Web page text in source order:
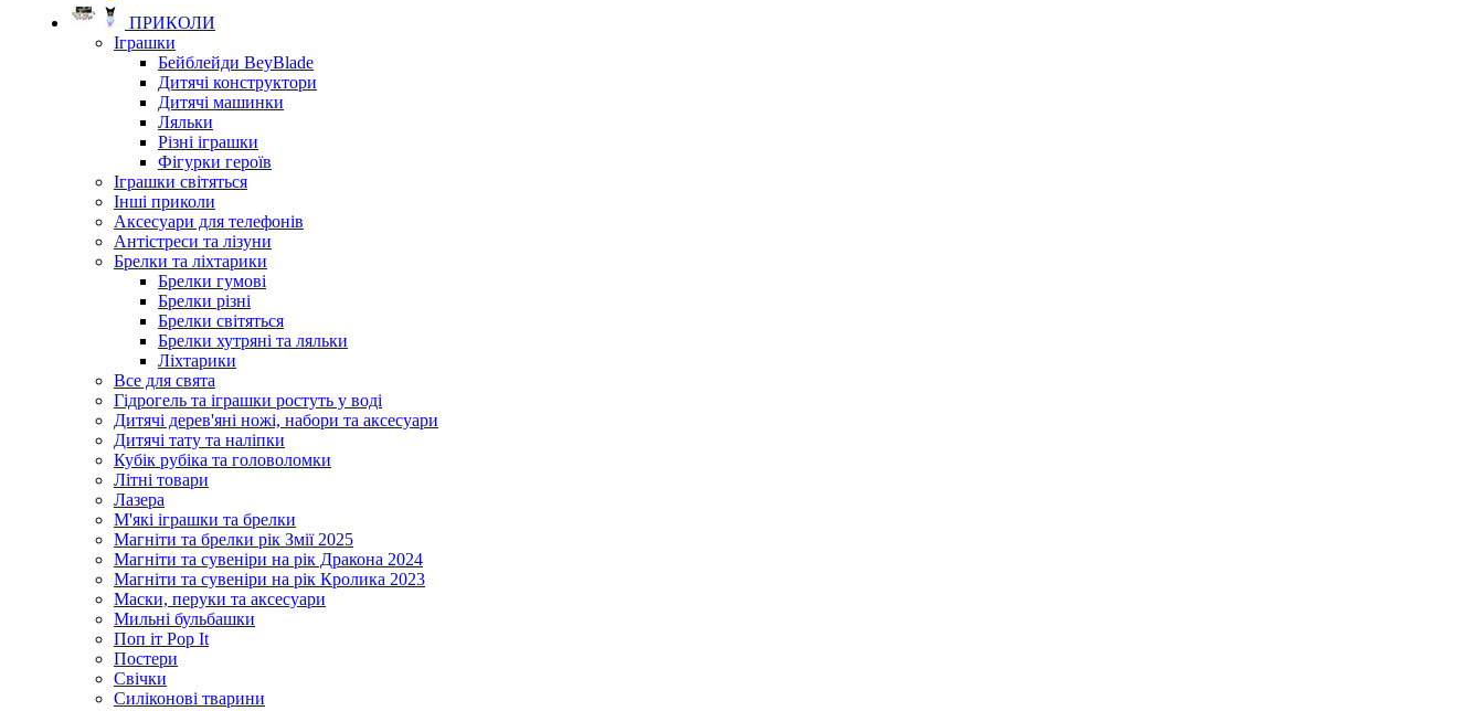
ПРИКОЛИ
Іграшки
Бейблейди BeyBlade
Дитячі конструктори
Дитячі машинки
Ляльки
Різні іграшки
Фігурки героїв
Іграшки світяться
Інші приколи
Аксесуари для телефонів
Антістреси та лізуни
Брелки та ліхтарики
Брелки гумові
Брелки різні
Брелки світяться
Брелки хутряні та ляльки
Ліхтарики
Все для свята
Гідрогель та іграшки ростуть у воді
Дитячі дерев'яні ножі, набори та аксесуари
Дитячі тату та наліпки
Кубік рубіка та головоломки
Літні товари
Лазера
М'які іграшки та брелки
Магніти та брелки рік Змії 2025
Магніти та сувеніри на рік Дракона 2024
Магніти та сувеніри на рік Кролика 2023
Маски, перуки та аксесуари
Мильні бульбашки
Поп іт Pop It
Постери
Свічки
Силіконові тварини